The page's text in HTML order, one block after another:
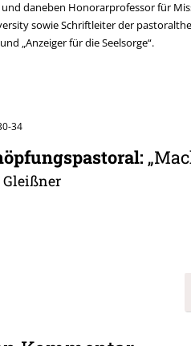
daneben Honorarprofessor für
sowie Schriftleiter der
„Anzeiger für die Seelsorge“.
34
: